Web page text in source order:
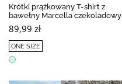
Krótki prążkowany T-shirt z
bawełny Marcella czekoladowy
89,99 zł
ONE SIZE